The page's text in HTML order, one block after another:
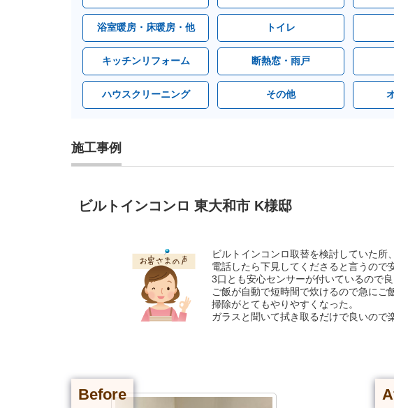
浴室暖房・床暖房・他 トイレ
キッチンリフォーム 断熱窓・雨戸
ハウスクリーニング その他
施工事例
ビルトインコンロ 東大和市 K様邸
ビルトインコンロ取替を検討していた所
電話したら下見してくださると言うので
3口とも安心センサーが付いているので
ご飯が自動で短時間で炊けるので急にご
掃除がとてもやりやすくなった。
ガラスと聞いて拭き取るだけで良いので
Before